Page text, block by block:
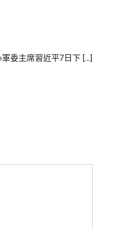
委主席習近平7日下 […]